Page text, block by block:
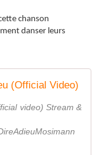
chanson
danser leurs
(Official Video)
video) Stream &